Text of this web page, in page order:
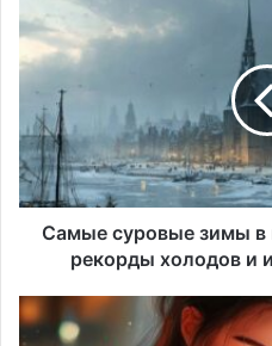
суровые
зимы
в
истории
человечества:
рекорды
холодов
и
исторические
Самые суровые зимы в
рекорды холодов и
Любовь
на